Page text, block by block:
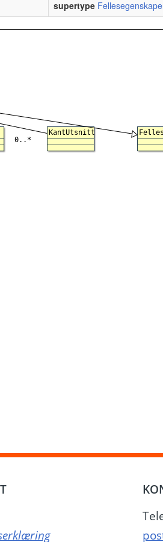
supertype